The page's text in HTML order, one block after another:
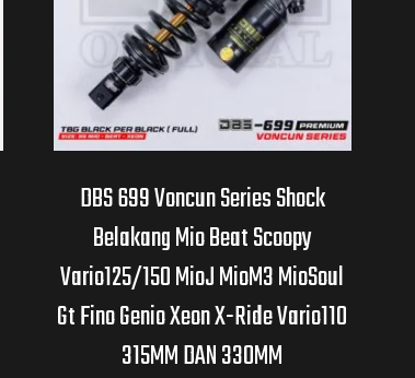
DBS 699 Voncun Series Shock
Belakang Mio Beat Scoopy
Vario125/150 MioJ MioM3 MioSoul
Gt Fino Genio Xeon X-Ride Vario110
315MM DAN 330MM